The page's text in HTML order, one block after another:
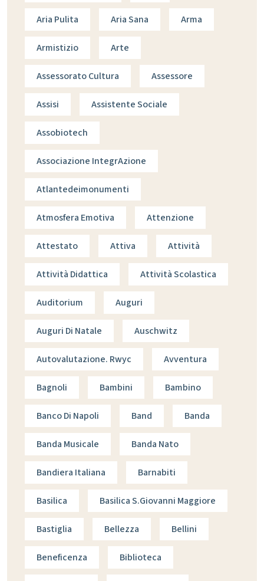
Aria Pulita Aria Sana Arma
Armistizio Arte
Assessorato Cultura Assessore
Assisi Assistente Sociale
Assobiotech
Associazione IntegrAzione
Atlantedeimonumenti
Atmosfera Emotiva Attenzione
Attestato Attiva Attività
Attività Didattica Attività Scolastica
Auditorium Auguri
Auguri Di Natale Auschwitz
Autovalutazione. Rwyc Avventura
Bagnoli Bambini Bambino
Banco Di Napoli Band Banda
Banda Musicale Banda Nato
Bandiera Italiana Barnabiti
Basilica Basilica S.giovanni Maggiore
Bastiglia Bellezza Bellini
Beneficenza Biblioteca